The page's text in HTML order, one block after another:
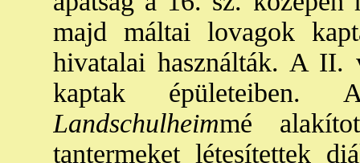
majd máltai lovagok
hivatalai használták. A II.
kaptak épületeiben.
Landschulheimmé
tantermeket létesítettek